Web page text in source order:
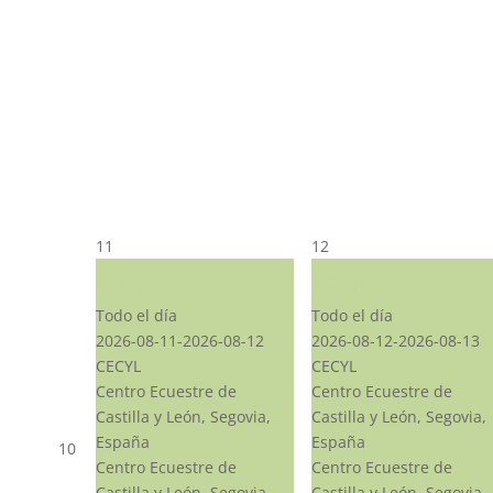
10
11
Todo el día
2026-08-11-2026-08-12
CECYL
Centro Ecuestre de
Castilla y León, Segovia,
España
Centro Ecuestre de
12
Todo el día
2026-08-12-2026-08-13
CECYL
Centro Ecuestre de
Castilla y León, Segovia,
España
Centro Ecuestre de